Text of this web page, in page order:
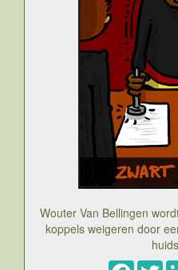
Wouter Van Bellingen
koppels weigeren door